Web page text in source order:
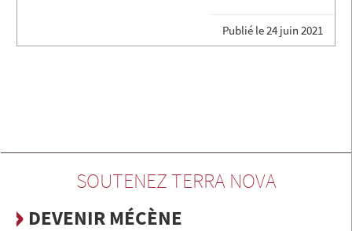
Publié le24 juin 2021
SOUTENEZ TERRA NOVA
DEVENIR MÉCÈNE